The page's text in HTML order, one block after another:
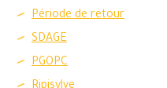
Période de retour
SDAGE
PGOPC